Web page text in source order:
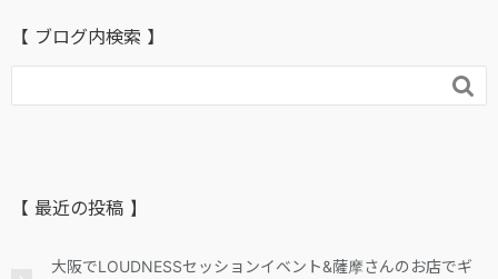
【 ブログ内検索 】

【 最近の投稿 】
大阪でLOUDNESSセッションイベント&薩摩さんのお店でギ